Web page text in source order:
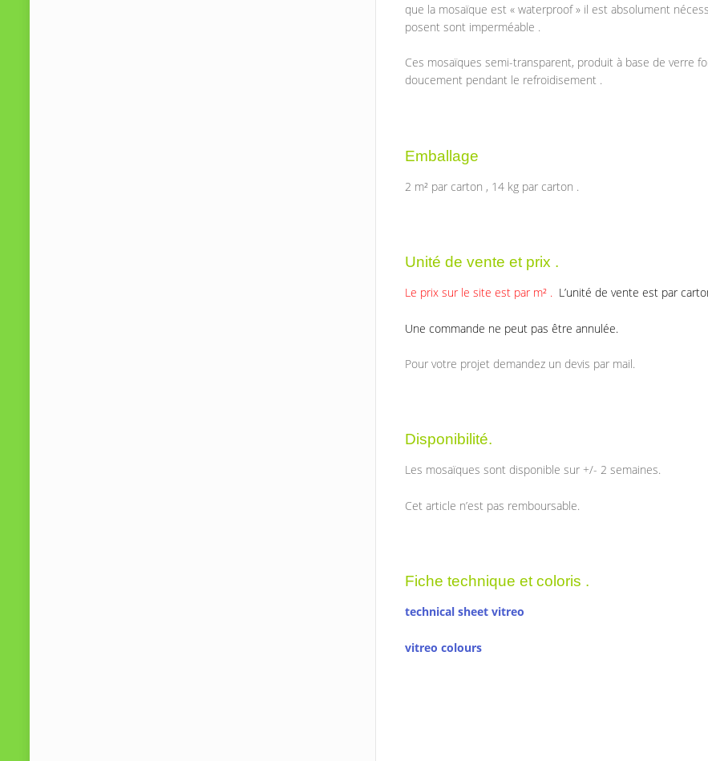
que la mosaïque est « waterproof » il est absolument
posent sont imperméable .
Ces mosaïques semi-transparent, produit à base de verre
doucement pendant le refroidisement .
Emballage
2 m² par carton , 14 kg par carton .
Unité de vente et prix .
Le prix sur le site est par m² . L’unité de vente est par
Une commande ne peut pas être annulée.
Pour votre projet demandez un devis par mail.
Disponibilité.
Les mosaïques sont disponible sur +/- 2 semaines.
Cet article n’est pas remboursable.
Fiche technique et coloris .
technical sheet vitreo
vitreo colours